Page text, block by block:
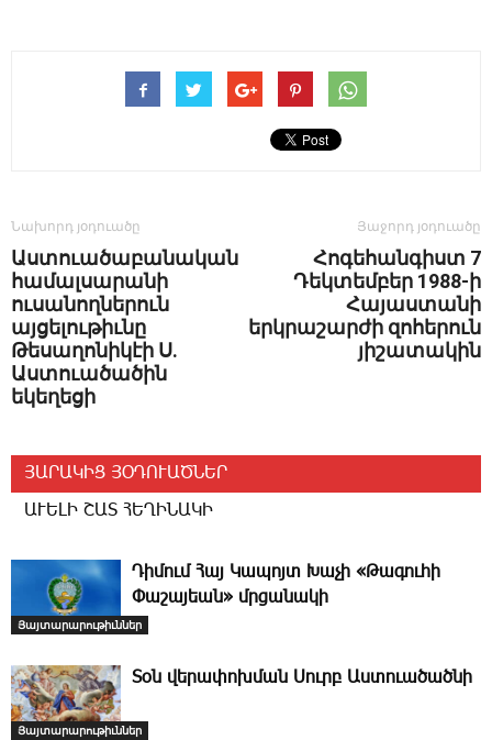
Նախորդ յօդուածը
Աստուածաբանական
համալսարանի
ուսանողներուն
այցելութիւնը
Թեսաղոնիկէի Ս.
Աստուածածին
եկեղեցի
Յաջորդ յօդուածը
Հոգեհանգիստ 7
Դեկտեմբեր 1988-ի
Հայաստանի
երկրաշարժի զոհերուն
յիշատակին
ՅԱՐԱԿԻՑ ՅՕԴՈՒԱԾՆԵՐ
ԱՒԵԼԻ ՇԱՏ ՀԵՂԻՆԱԿԻ
Յայտարարութիւններ
­Դի­մում ­Հայ Կապոյտ Խաչի «Թագուհի
Փաշայեան» մրցանակի
Յայտարարութիւններ
­Տօն վերափոխման Սուրբ Աստուածածնի